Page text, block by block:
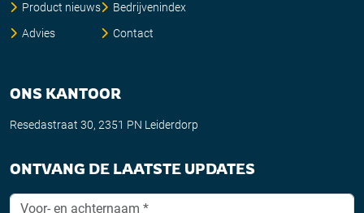
Product nieuws
Advies
Bedrijvenindex
Contact
ONS KANTOOR
Resedastraat 30, 2351 PN Leiderdorp
ONTVANG DE LAATSTE UPDATES